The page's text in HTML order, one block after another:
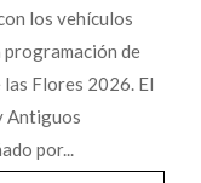
los vehículos
programación de
Flores 2026. El
Antiguos
por...